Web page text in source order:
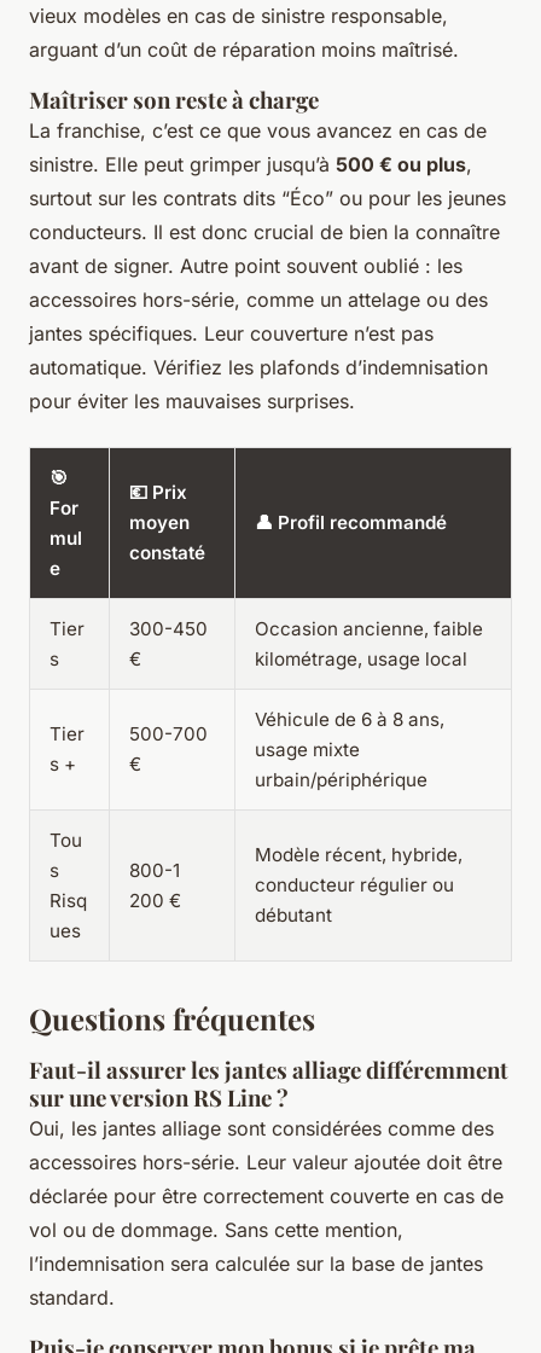
vieux modèles en cas de sinistre responsable,
arguant d’un coût de réparation moins maîtrisé.
Maîtriser son reste à charge
La franchise, c’est ce que vous avancez en cas de
sinistre. Elle peut grimper jusqu’à 500 € ou plus,
surtout sur les contrats dits “Éco” ou pour les jeunes
conducteurs. Il est donc crucial de bien la connaître
avant de signer. Autre point souvent oublié : les
accessoires hors-série, comme un attelage ou des
jantes spécifiques. Leur couverture n’est pas
automatique. Vérifiez les plafonds d’indemnisation
pour éviter les mauvaises surprises.
🎯
For
mul
e
💶 Prix
moyen
constaté
👤 Profil recommandé
Tier
s
300-450
€
Occasion ancienne, faible
kilométrage, usage local
Tier
s +
500-700
€
Véhicule de 6 à 8 ans,
usage mixte
urbain/périphérique
Tou
s
Risq
ues
800-1
200 €
Modèle récent, hybride,
conducteur régulier ou
débutant
Questions fréquentes
Faut-il assurer les jantes alliage différemment
sur une version RS Line ?
Oui, les jantes alliage sont considérées comme des
accessoires hors-série. Leur valeur ajoutée doit être
déclarée pour être correctement couverte en cas de
vol ou de dommage. Sans cette mention,
l’indemnisation sera calculée sur la base de jantes
standard.